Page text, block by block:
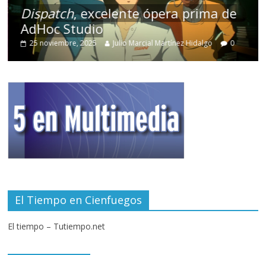
Dispatch, excelente ópera prima de
AdHoc Studio
25 noviembre, 2025 Julio Marcial Martínez Hidalgo 0
El Tiempo en Cienfuegos
El tiempo – Tutiempo.net